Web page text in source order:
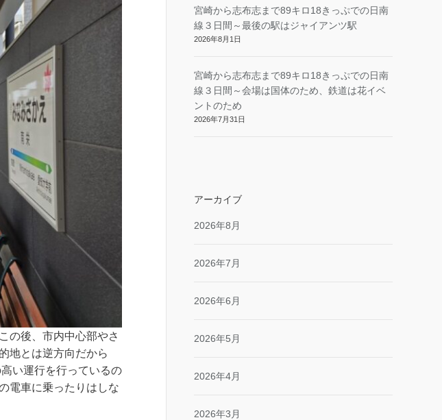
の後、市内中心部やさ
地とは逆方向だから
い運行を行っているの
電車に乗ったりはしな
宮崎から志布志まで89キロ18きっぷでの日南
線３日間～最後の駅はジャイアンツ駅
2026年8月1日
宮崎から志布志まで89キロ18きっぷでの日南
線３日間～会場は国体のため、鉄道は花イベ
ントのため
2026年7月31日
アーカイブ
2026年8月
2026年7月
2026年6月
2026年5月
2026年4月
2026年3月